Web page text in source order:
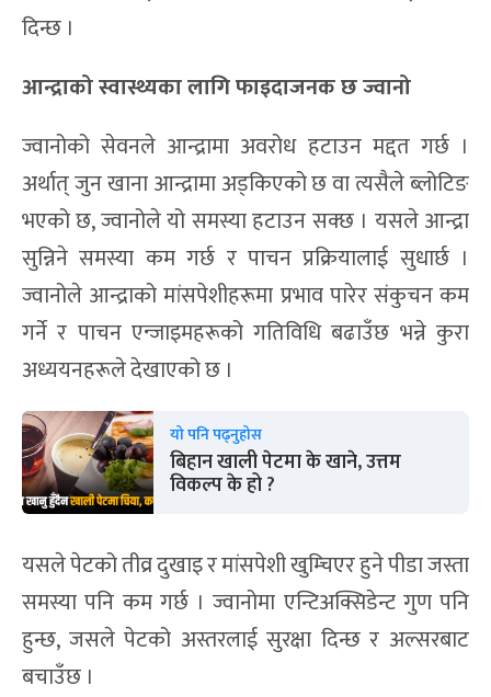
दिन्छ ।
आन्द्राको स्वास्थ्यका लागि फाइदाजनक छ ज्वानो
ज्वानोको सेवनले आन्द्रामा अवरोध हटाउन मद्दत गर्छ ।
अर्थात् जुन खाना आन्द्रामा अड्किएको छ वा त्यसैले ब्लोटिङ
भएको छ, ज्वानोले यो समस्या हटाउन सक्छ । यसले आन्द्रा
सुन्निने समस्या कम गर्छ र पाचन प्रक्रियालाई सुधार्छ ।
ज्वानोले आन्द्राको मांसपेशीहरूमा प्रभाव पारेर संकुचन कम
गर्ने र पाचन एन्जाइमहरूको गतिविधि बढाउँछ भन्ने कुरा
अध्ययनहरूले देखाएको छ ।
यो पनि पढ्नुहोस
बिहान खाली पेटमा के खाने, उत्तम
विकल्प के हो ?
यसले पेटको तीव्र दुखाइ र मांसपेशी खुम्चिएर हुने पीडा जस्ता
समस्या पनि कम गर्छ । ज्वानोमा एन्टिअक्सिडेन्ट गुण पनि
हुन्छ, जसले पेटको अस्तरलाई सुरक्षा दिन्छ र अल्सरबाट
बचाउँछ ।